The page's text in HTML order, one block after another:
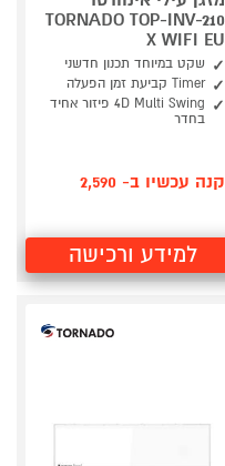
TORNADO TOP-INV-210
X WIFI EU
שקט במיוחד תכנון חדשני
Timer קביעת זמן הפעלה
4D Multi Swing פיזור אחיד
בחדר
קנה עכשיו ב- 2,590
למידע ורכישה